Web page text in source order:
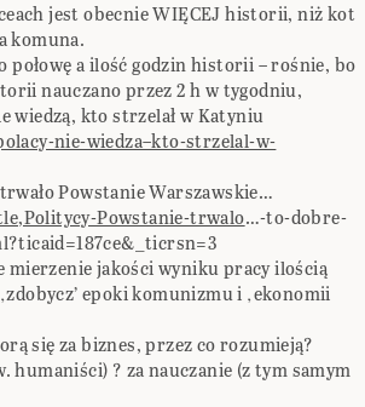
jest obecnie WIĘCEJ historii, niż kot
komuna.
połowę a ilość godzin historii – rośnie, bo
nauczano przez 2 h w tygodniu,
wiedzą, kto strzelał w Katyniu
nie-wiedza–kto-strzelal-w-
Powstanie Warszawskie…
Powstanie-trwalo…-to-dobre-
mierzenie jakości wyniku pracy ilością
epoki komunizmu i ‚ekonomii
się za biznes, przez co rozumieją?
humaniści) ? za nauczanie (z tym samym